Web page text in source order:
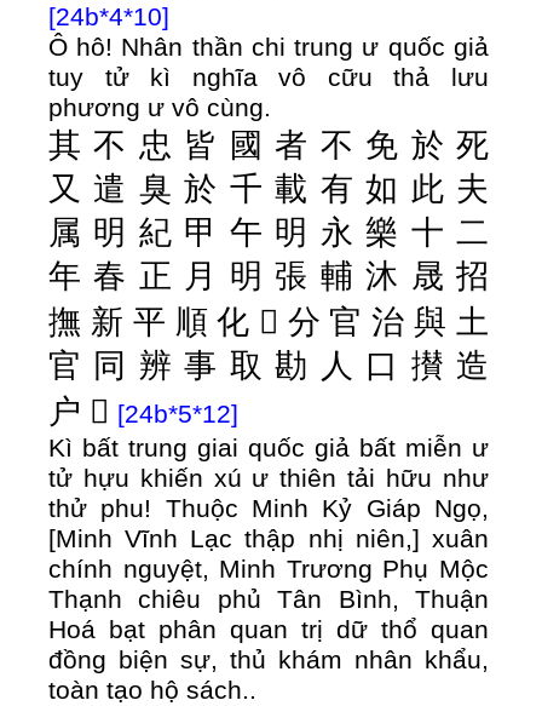
[24b*4*10]
Ô hô! Nhân thần chi trung ư quốc giả
tuy tử kì nghĩa vô cữu thả lưu
phương ư vô cùng.
其不 忠 皆 國者 不 免 於死
又遣 臭於 千載 有如 此 夫
属 明 紀 甲 午 明 永樂 十二
年春 正 月 明張 輔沐 晟招
撫 新 平 順化 󰰻 分 官治與土
官 同 辨事 取勘 人 口 攅 造
户 𱏺 [24b*5*12]
Kì bất trung giai quốc giả bất miễn ư
tử hựu khiến xú ư thiên tải hữu như
thử phu! Thuộc Minh Kỷ Giáp Ngọ,
[Minh Vĩnh Lạc thập nhị niên,] xuân
chính nguyệt, Minh Trương Phụ Mộc
Thạnh chiêu phủ Tân Bình, Thuận
Hoá bạt phân quan trị dữ thổ quan
đồng biện sự, thủ khám nhân khẩu,
toàn tạo hộ sách..